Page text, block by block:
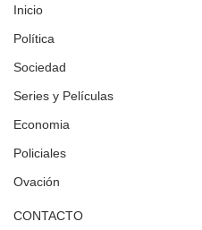
Inicio
Política
Sociedad
Series y Películas
Economia
Policiales
Ovación
CONTACTO